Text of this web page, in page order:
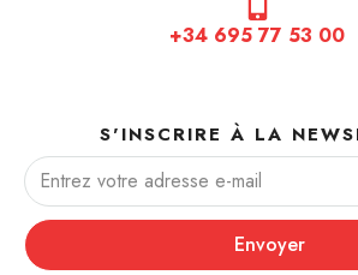
+34 695 77 53 00
S'INSCRIRE À LA
Envoyer